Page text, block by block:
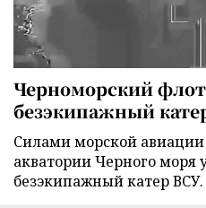
Черноморский
безэкипажный
Силами морской
акватории Черного моря
безэкипажный катер ВСУ.